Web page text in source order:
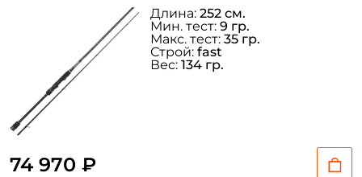
74 970 ₽
Длина: 252 см.
Мин. тест: 9 гр.
Макс. тест: 35 гр.
Строй: fast
Вес: 134 гр.